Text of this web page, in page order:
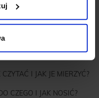
BUTÓW? JAKIE
I JAK JE MIERZYĆ?
CZEGO I JAK NOSIĆ?